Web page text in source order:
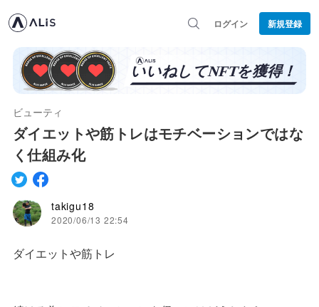
ログイン 新規登録
ビューティ
ダイエットや筋トレはモチベーションではな
く仕組み化
takigu18
2020/06/13 22:54
ダイエットや筋トレ